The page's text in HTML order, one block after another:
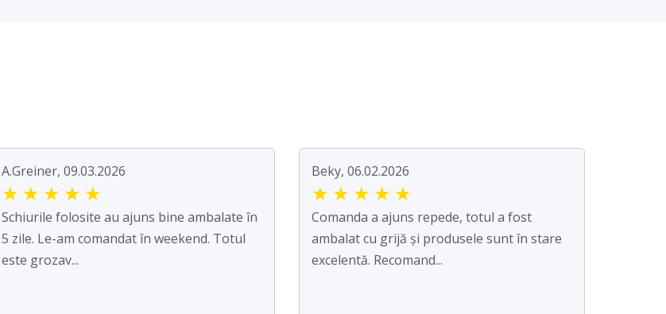
A.Greiner, 09.03.2026
★ ★ ★ ★ ★
Schiurile folosite au ajuns bine ambalate în
5 zile. Le-am comandat în weekend. Totul
este grozav...
Beky, 06.02.2026
★ ★ ★ ★ ★
Comanda a ajuns repede, totul a fost
ambalat cu grijă și produsele sunt în stare
excelentă. Recomand...